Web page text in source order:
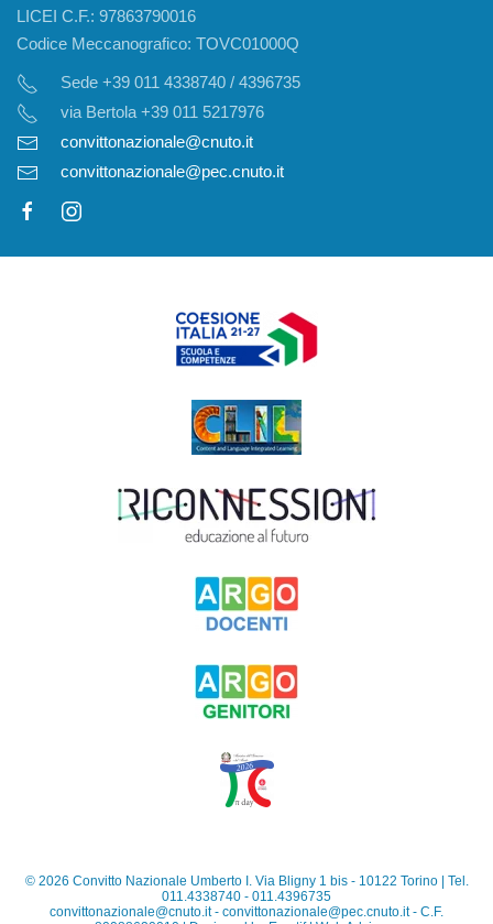
LICEI C.F.: 97863790016
Codice Meccanografico: TOVC01000Q
Sede +39 011 4338740 / 4396735
via Bertola +39 011 5217976
convittonazionale@cnuto.it
convittonazionale@pec.cnuto.it
© 2026 Convitto Nazionale Umberto I. Via Bligny 1 bis - 10122 Torino | Tel.
011.4338740 - 011.4396735
convittonazionale@cnuto.it- convittonazionale@pec.cnuto.it- C.F.